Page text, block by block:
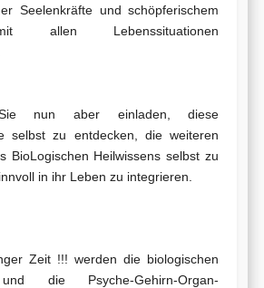
Seelenkräfte und schöpferischem
allen Lebenssituationen
nun aber einladen, diese
selbst zu entdecken, die weiteren
BioLogischen Heilwissens selbst zu
in ihr Leben zu integrieren.
Zeit !!! werden die biologischen
die Psyche-Gehirn-Organ-